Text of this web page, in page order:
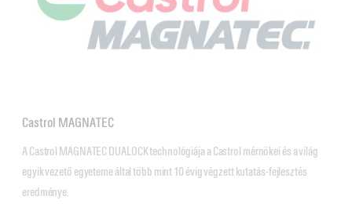
Castrol MAGNATEC
A Castrol MAGNATEC DUALOCK technológiája a Castrol mérnökei és a világ
egyik vezető egyeteme által több mint 10 évig végzett kutatás-fejlesztés
eredménye.